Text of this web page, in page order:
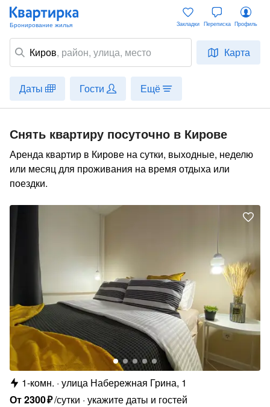
Киров, район, улица, место Карта
Закладки Переписка Профиль
Даты Гости Ещё
Снять квартиру посуточно в Кирове
Аренда квартир в Кирове на сутки, выходные, неделю
или месяц для проживания на время отдыха или
поездки.
1-комн. улица Набережная Грина, 1
От2300₽/сутки укажите даты и гостей